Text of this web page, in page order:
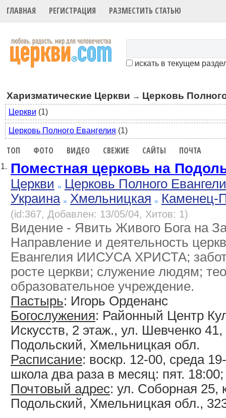
ГЛАВНАЯ РЕГИСТРАЦИЯ РАЗМЕСТИТЬ СТАТЬЮ
искать в текущем
Харизматические Церкви → Церковь
Церкви (1)
Церковь Полного Евангелия (1)
ТОП ФОТО ВИДЕО СВЕЖИЕ САЙТЫ ПОЧТА
1. Поместная церковь на
Церкви
Церковь Полного
Украина
Хмельницкая Каменец-
(id:367, Добавлен: 13/05/04, Хитов: 1)
Видение - Явить Живого Бога на
Направление и деятельность
Евангелия ИИСУСА ХРИСТА;
росте церкви; служение людям;
образовательное учреждение.
Пастырь: Игорь Орденанс
Богослужения: Районный Центр
Искусств, 2 этаж., ул. Шевченко
Подольский, Хмельницкая обл.
Расписание: воскр. 12-00, cреда
школа два раза в месяц: пят.
Почтовый адрес: ул. Соборная 25,
Подольский, Хмельницкая обл.,